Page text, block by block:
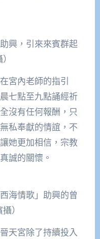
興，引來來賓群起
宮內老師的指引
七點至九點誦經祈
沒有任何報酬，只
私奉獻的情誼，不
她更加相信，宗教
誠的關懷。
海情歌」助興的曾
）
天宮除了持續投入